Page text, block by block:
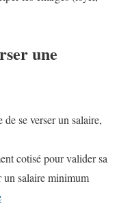
une
de se verser un salaire,
cotisé pour valider sa
un salaire minimum